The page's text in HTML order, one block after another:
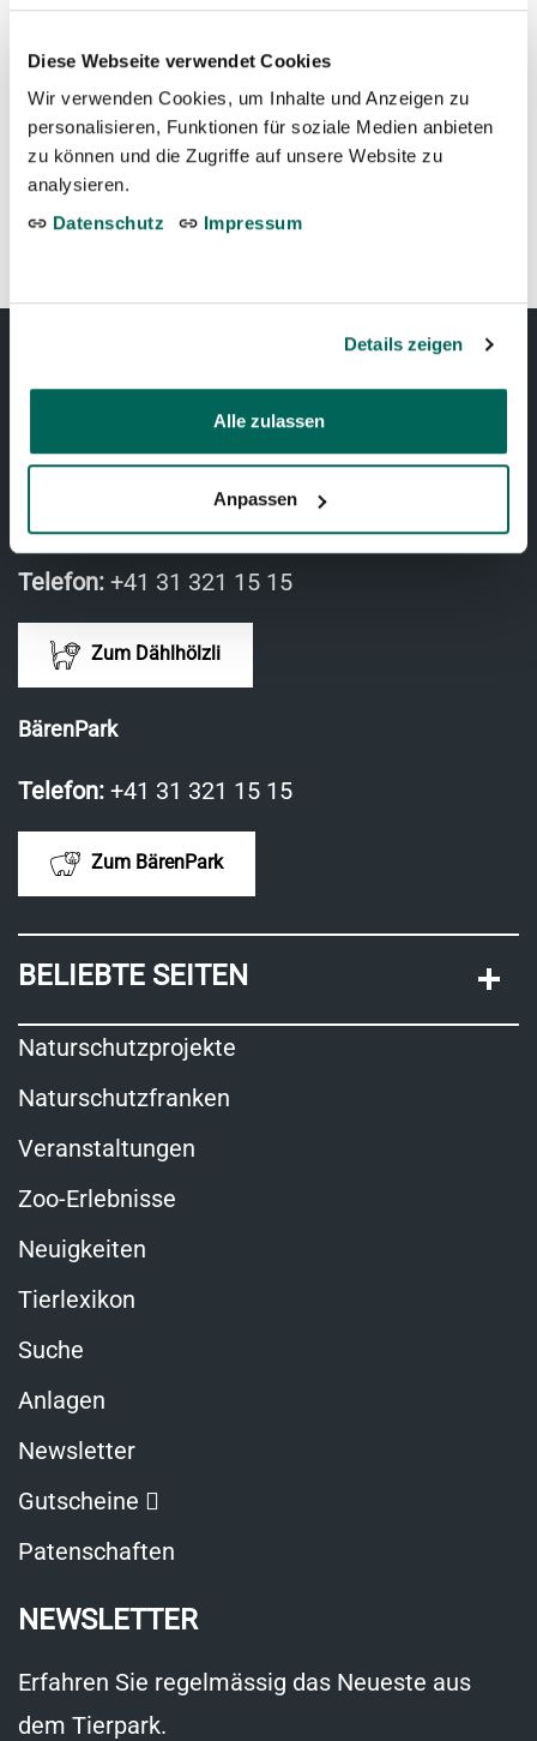
Diese Webseite verwendet Cookies
Wir verwenden Cookies, um Inhalte und Anzeigen zu
personalisieren, Funktionen für soziale Medien anbieten
zu können und die Zugriffe auf unsere Website zu
analysieren.
Datenschutz
Impressum
Details zeigen
Alle zulassen
Anpassen
←Harlekinwachtel
TIERPARK BERN
Tierparkweg 1
Telefon: +41 31 321 15 15
Zum Dählhölzli
BärenPark
Telefon: +41 31 321 15 15
Zum BärenPark
BELIEBTE SEITEN
Naturschutzprojekte
Naturschutzfranken
Veranstaltungen
Zoo-Erlebnisse
Neuigkeiten
Tierlexikon
Suche
Anlagen
Newsletter
Gutscheine
öffnet
neuem
Fenster
Patenschaften
NEWSLETTER
Erfahren Sie regelmässig das Neueste aus
dem Tierpark.